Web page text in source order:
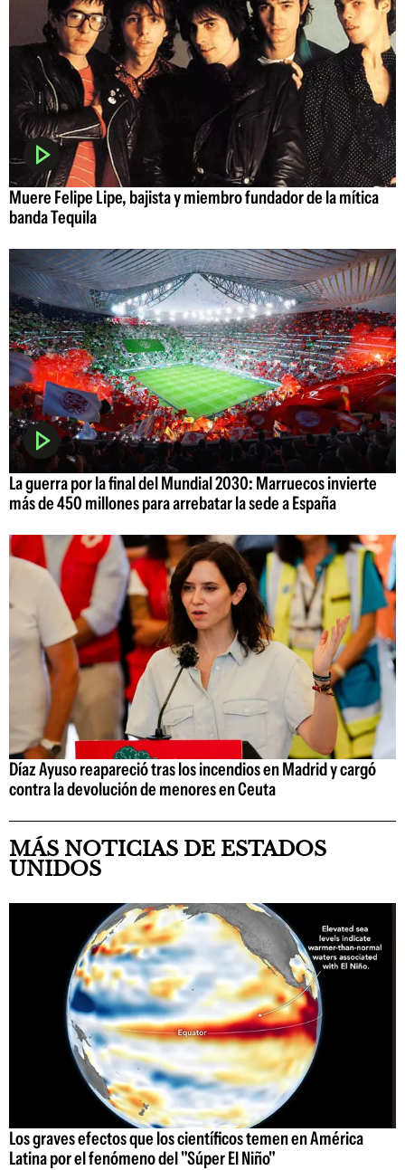
Muere Felipe Lipe, bajista y miembro fundador de la mítica
banda Tequila
La guerra por la final del Mundial 2030: Marruecos invierte
más de 450 millones para arrebatar la sede a España
Díaz Ayuso reapareció tras los incendios en Madrid y cargó
contra la devolución de menores en Ceuta
MÁS NOTICIAS DE ESTADOS
UNIDOS
Los graves efectos que los científicos temen en América
Latina por el fenómeno del "Súper El Niño"